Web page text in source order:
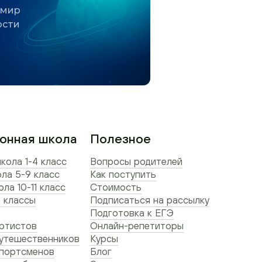
Полезное
Вопросы родителей
Как поступить
Стоимость
Подписаться на рассылку
Подготовка к ЕГЭ
Онлайн-репетиторы
Курсы
Блог
школа
1-4 класс
5-9 класс
10-11 класс